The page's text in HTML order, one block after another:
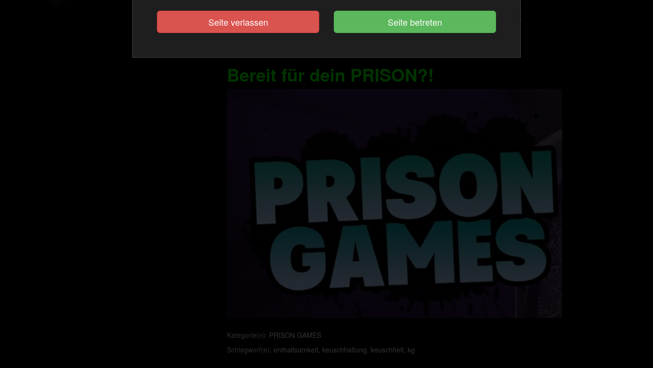
Anders als sonst findest du hier keine Text
Datei vor sondern ein Video! Folge den
Bereit für dein PRISON?!
Kategorie(n): PRISON GAMES
Schlagwort(e): enthaltsamkeit, keuschhaltung, keuschheit, kg
Seite verlassen